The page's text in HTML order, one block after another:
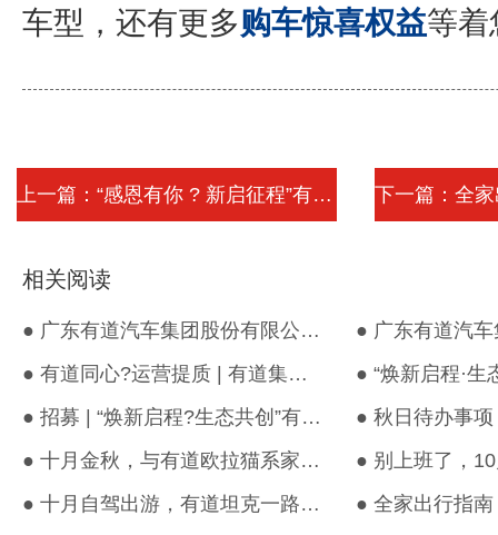
车型，还有更多购车惊喜权益等着
上一篇：“感恩有你 ? 新启征程”有道21...
相关阅读
● 广东有道汽车集团股份有限公司采购公告
● 有道同心?运营提质 | 有道集团各模块专项培训及2023年度总结会圆...
● 招募 | “焕新启程?生态共创”有道集团第四届共创大会 · 共创会...
● 十月金秋，与有道欧拉猫系家族一起惬享旅途美好
● 十月自驾出游，有道坦克一路为你护航，尽情去野！